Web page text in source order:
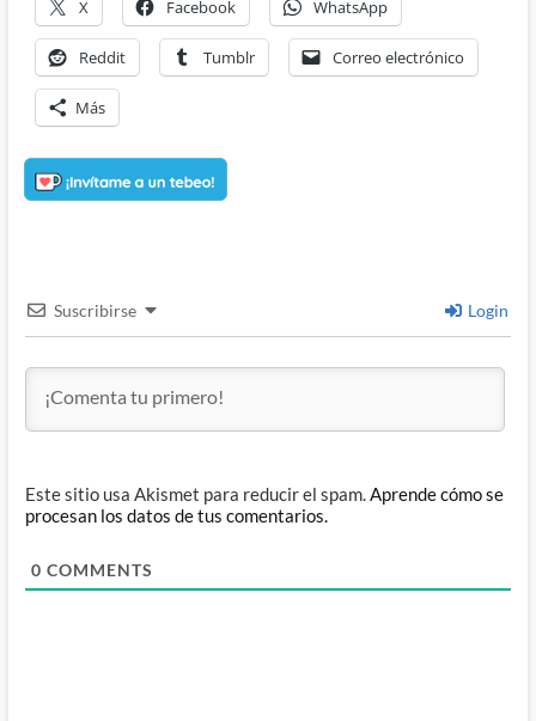
X Facebook WhatsApp
Reddit Tumblr Correo electrónico
Más
Suscribirse Login
Este sitio usa Akismet para reducir el spam.Aprende cómo se
procesan los datos de tus comentarios.
0 COMMENTS